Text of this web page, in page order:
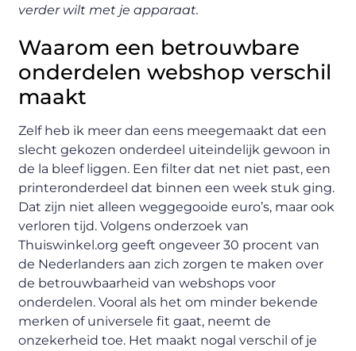
verder wilt met je apparaat.
Waarom een betrouwbare
onderdelen webshop verschil
maakt
Zelf heb ik meer dan eens meegemaakt dat een
slecht gekozen onderdeel uiteindelijk gewoon in
de la bleef liggen. Een filter dat net niet past, een
printeronderdeel dat binnen een week stuk ging.
Dat zijn niet alleen weggegooide euro’s, maar ook
verloren tijd. Volgens onderzoek van
Thuiswinkel.org geeft ongeveer 30 procent van
de Nederlanders aan zich zorgen te maken over
de betrouwbaarheid van webshops voor
onderdelen. Vooral als het om minder bekende
merken of universele fit gaat, neemt de
onzekerheid toe. Het maakt nogal verschil of je